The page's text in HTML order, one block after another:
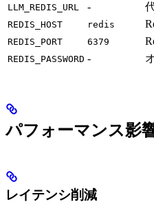
LLM_REDIS_URL -
REDIS_HOST redis
REDIS_PORT 6379
REDIS_PASSWORD -
パフォーマンス影
レイテンシ削減